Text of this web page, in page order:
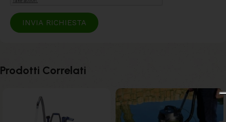
INVIA RICHIESTA
Prodotti Correlati